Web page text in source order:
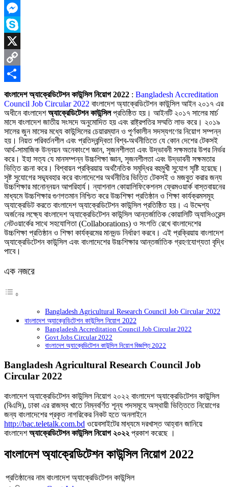
LinkedIn
Messenger
Skype
X
Copy
Link
Share
বাংলাদেশ অ্যাক্রেডিটেশন কাউন্সিল নিয়োগ 2022 : Bangladesh Accreditation
Council Job Circular 2022 বাংলাদেশ অ্যাক্রেডিটেশন কাউন্সিল আইন ২০১৭ এর
অধীনে বাংলাদেশঅ্যাক্রেডিটেশন কাউন্সিলপ্রতিষ্ঠিত হয়। আইনটি ২০১৭ সালের মার্চ
মাসে বাংলাদেশ জাতীয় সংসদে অনুমোদিত হয় এবং রাষ্ট্রপতির সম্মতি লাভ করে। ২০১৯
সালের জুন মাসের মধ্যে কাউন্সিলের চেয়ারম্যান ও পূর্ণকালীন সদস্যগণের নিয়োগ সম্পন্ন
হয়। নিয়ত পরিবর্তনশীল এবং প্রতিদ্বন্দ্বিতা বিশ্ব-অর্থনীতিতে যে কোন দেশের টেকসই
আর্থ-সামাজিক উন্নয়ন অনেকাংশে জ্ঞান, সৃজনশীলতা এবং উদ্ভাবনী সক্ষমতার উপর নির্ভর
করে। ইহা সত্য যে মানসম্পন্ন উচ্চশিক্ষা জ্ঞান, সৃজনশীলতা এবং উদ্ভাবনী সক্ষমতার
ভিত্তি রচনা করে। বিশ্বায়ন প্রক্রিয়ায় অর্থনৈতিক সমৃদ্ধির বহুমুখী সুযোগ সৃষ্টি হয়েছে।
সৃষ্ট সুযোগের সদ্ব্যবহার করে বাংলাদেশের অর্থনীতির ভিত্তি টেকসই ও মজবুত করার জন্য
উচ্চশিক্ষার মানোন্নয়ন আপরিহার্য। ন্যাশনাল কোয়ালিফিকেশনস ফ্রেমওয়ার্ক বাস্তবায়নের
মাধ্যমে উচ্চশিক্ষার গুণগতমান নিশ্চিত করে উচ্চশিক্ষা প্রতিষ্ঠান ও শিক্ষা কার্যক্রমসমূহ
অ্যাক্রেডিট করতে বাংলাদেশ অ্যাক্রেডিটেশন কাউন্সিল প্রতিষ্ঠিত হয়। এ উদ্দেশ্য
অর্জনের লক্ষ্যে বাংলাদেশ অ্যাক্রেডিটেশন কাউন্সিল আন্তর্জাতিক কোয়ালিটি অ্যাসিওরেন্স
নেটওয়ার্কের সাথে সহযোগিতা (Collaborations) ও সংগতি রেখে বাংলাদেশের
উচ্চশিক্ষা প্রতিষ্ঠান ও শিক্ষা কার্যক্রমের মানদন্ড নির্ধারণ করবে। এই প্রক্রিয়ায় বাংলাদেশ
অ্যাক্রেডিটেশন কাউন্সিল এবং বাংলাদেশের উচ্চশিক্ষার আন্তর্জাতিক গ্রহণযোগ্যতা বৃদ্ধি
পাবে।
এক নজরে
Bangladesh Agricultural Research Council Job Circular 2022
বাংলাদেশ অ্যাক্রেডিটেশন কাউন্সিল নিয়োগ 2022
Bangladesh Accreditation Council Job Circular 2022
Govt Jobs Circular 2022
বাংলাদেশ অ্যাক্রেডিটেশন কাউন্সিল নিয়োগ বিজ্ঞপ্তি 2022
Bangladesh Agricultural Research Council Job
Circular 2022
বাংলাদেশ অ্যাক্রেডিটেশন কাউন্সিল নিয়োগ ২০২২ বাংলাদেশ অ্যাক্রেডিটেশন কাউন্সিল
(বিএসি), ঢাকা এর রাজস্ব খাতে নিম্নবর্ণিত শূন্য পদসমূহে অস্থায়ী ভিত্তিতে নিয়ােগের
জন্য বাংলাদেশের প্রকৃত নাগরিকের নিকট হতে অনলাইনে
http://bac.teletalk.com.bd ওয়েবসাইটের মাধ্যমে দরখাস্ত আহ্বান জানিয়ে
বাংলাদেশঅ্যাক্রেডিটেশন কাউন্সিল নিয়োগ ২০২২ প্রকাশ করেছে ।
বাংলাদেশ অ্যাক্রেডিটেশন কাউন্সিল নিয়োগ 2022
প্রতিষ্ঠানের নাম বাংলাদেশ অ্যাক্রেডিটেশন কাউন্সিল